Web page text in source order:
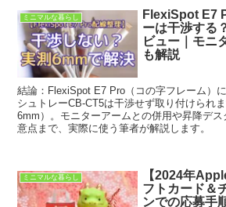
ミニマルな暮らし
FlexiSpot E7
ーは干渉する
ビュー｜モニ
も解説
結論：FlexiSpot E7 Pro（コの字フレーム）
シュトレーCB-CT5は干渉せず取り付けられ
6mm）。モニターアームとの併用や昇降デ
意点まで、実際に使う筆者が解説します。
ミニマルな暮らし
【2024年
フトカード＆
ンでの応募手